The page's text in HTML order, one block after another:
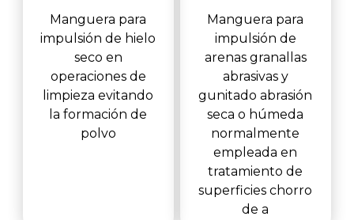
Manguera para
impulsión de hielo
seco en
operaciones de
limpieza evitando
la formación de
polvo
Manguera para
impulsión de
arenas granallas
abrasivas y
gunitado abrasión
seca o húmeda
normalmente
empleada en
tratamiento de
superficies chorro
de a